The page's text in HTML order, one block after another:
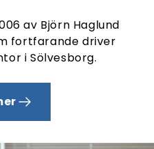
av Björn Haglund
fortfarande driver
i Sölvesborg.